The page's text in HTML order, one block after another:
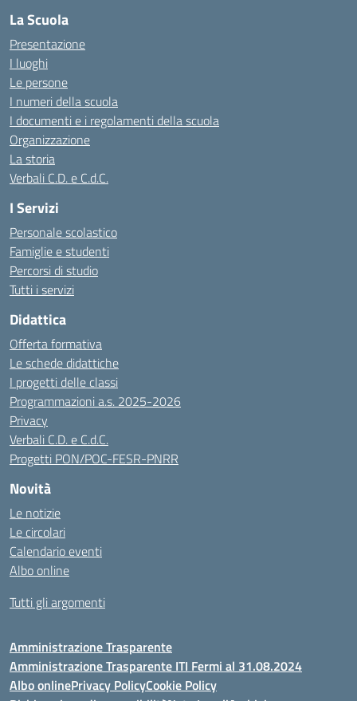
La Scuola
Presentazione
I luoghi
Le persone
I numeri della scuola
I documenti e i regolamenti della scuola
Organizzazione
La storia
Verbali C.D. e C.d.C.
I Servizi
Personale scolastico
Famiglie e studenti
Percorsi di studio
Tutti i servizi
Didattica
Offerta formativa
Le schede didattiche
I progetti delle classi
Programmazioni a.s. 2025-2026
Privacy
Verbali C.D. e C.d.C.
Progetti PON/POC-FESR-PNRR
Novità
Le notizie
Le circolari
Calendario eventi
Albo online
Tutti gli argomenti
Amministrazione Trasparente
Amministrazione Trasparente ITI Fermi al 31.08.2024
Albo onlinePrivacy PolicyCookie Policy